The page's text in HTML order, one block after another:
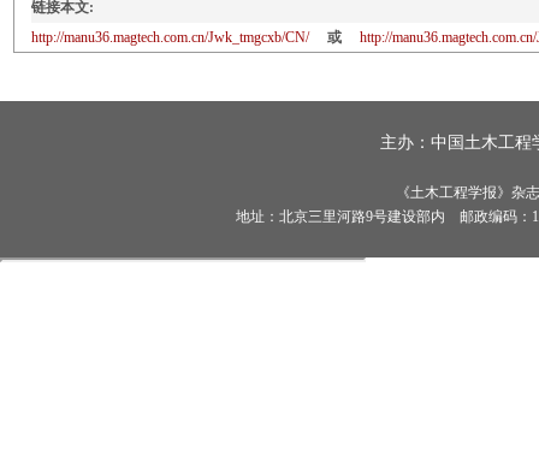
链接本文:
http://manu36.magtech.com.cn/Jwk_tmgcxb/CN/
或 http://
主办： 中国土木工程
《土木工程学报》杂
地址：北京三里河路9号建设部内 邮政编码